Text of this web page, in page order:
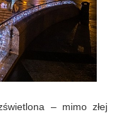
– mimo złej